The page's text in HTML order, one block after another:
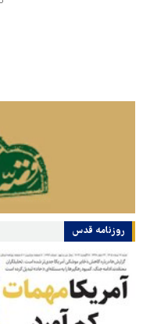
روزنامه قدس